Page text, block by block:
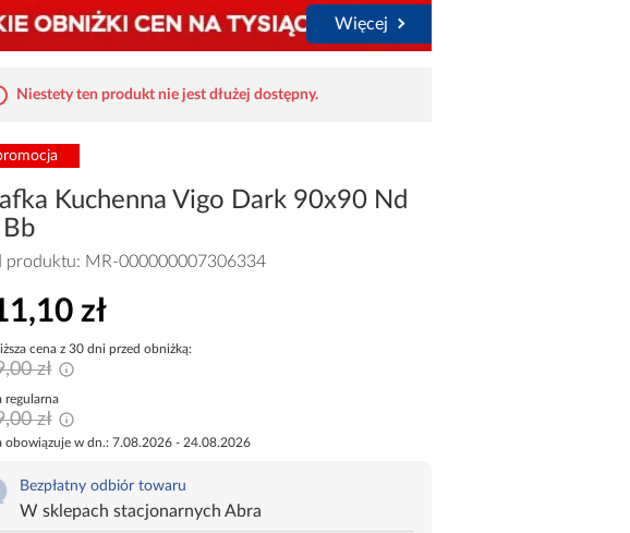
Więcej
Niestety ten produkt nie jest dłużej dostępny.
Kuchenna Vigo Dark 90x90 Nd
produktu: MR-000000007306334
zł
cena z 30 dni przed obniżką:
zł
regularna
zł
obowiązuje w dn.: 7.08.2026 - 24.08.2026
Bezpłatny odbiór towaru
W sklepach stacjonarnych Abra